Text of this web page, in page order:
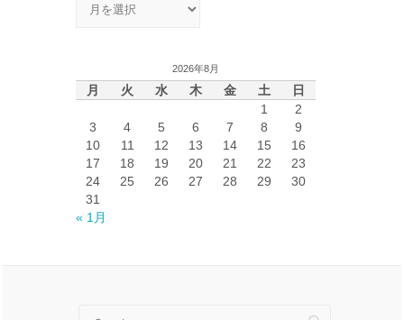
2026年8月
月 火 水 木 金 土
日
1
2
3
4 5 6 7 8
9
10
11 12 13 14 15
16
17
18 19 20 21 22
23
24
25 26 27 28 29
30
31
« 1月